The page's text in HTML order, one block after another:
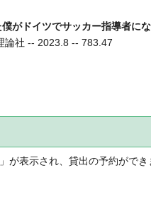
がドイツでサッカー指導者に
論社 -- 2023.8 -- 783.47
が表示され、貸出の予約ができ